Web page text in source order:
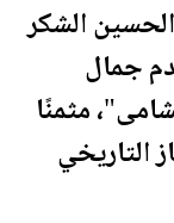
الشكر
جمال
مثمنًا
التاريخي